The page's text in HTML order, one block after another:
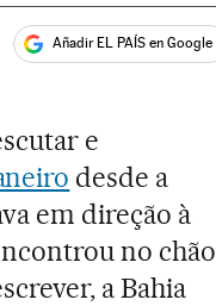
Añadir EL PAÍS en Google
e
desde a
em direção à
no chão
a Bahia